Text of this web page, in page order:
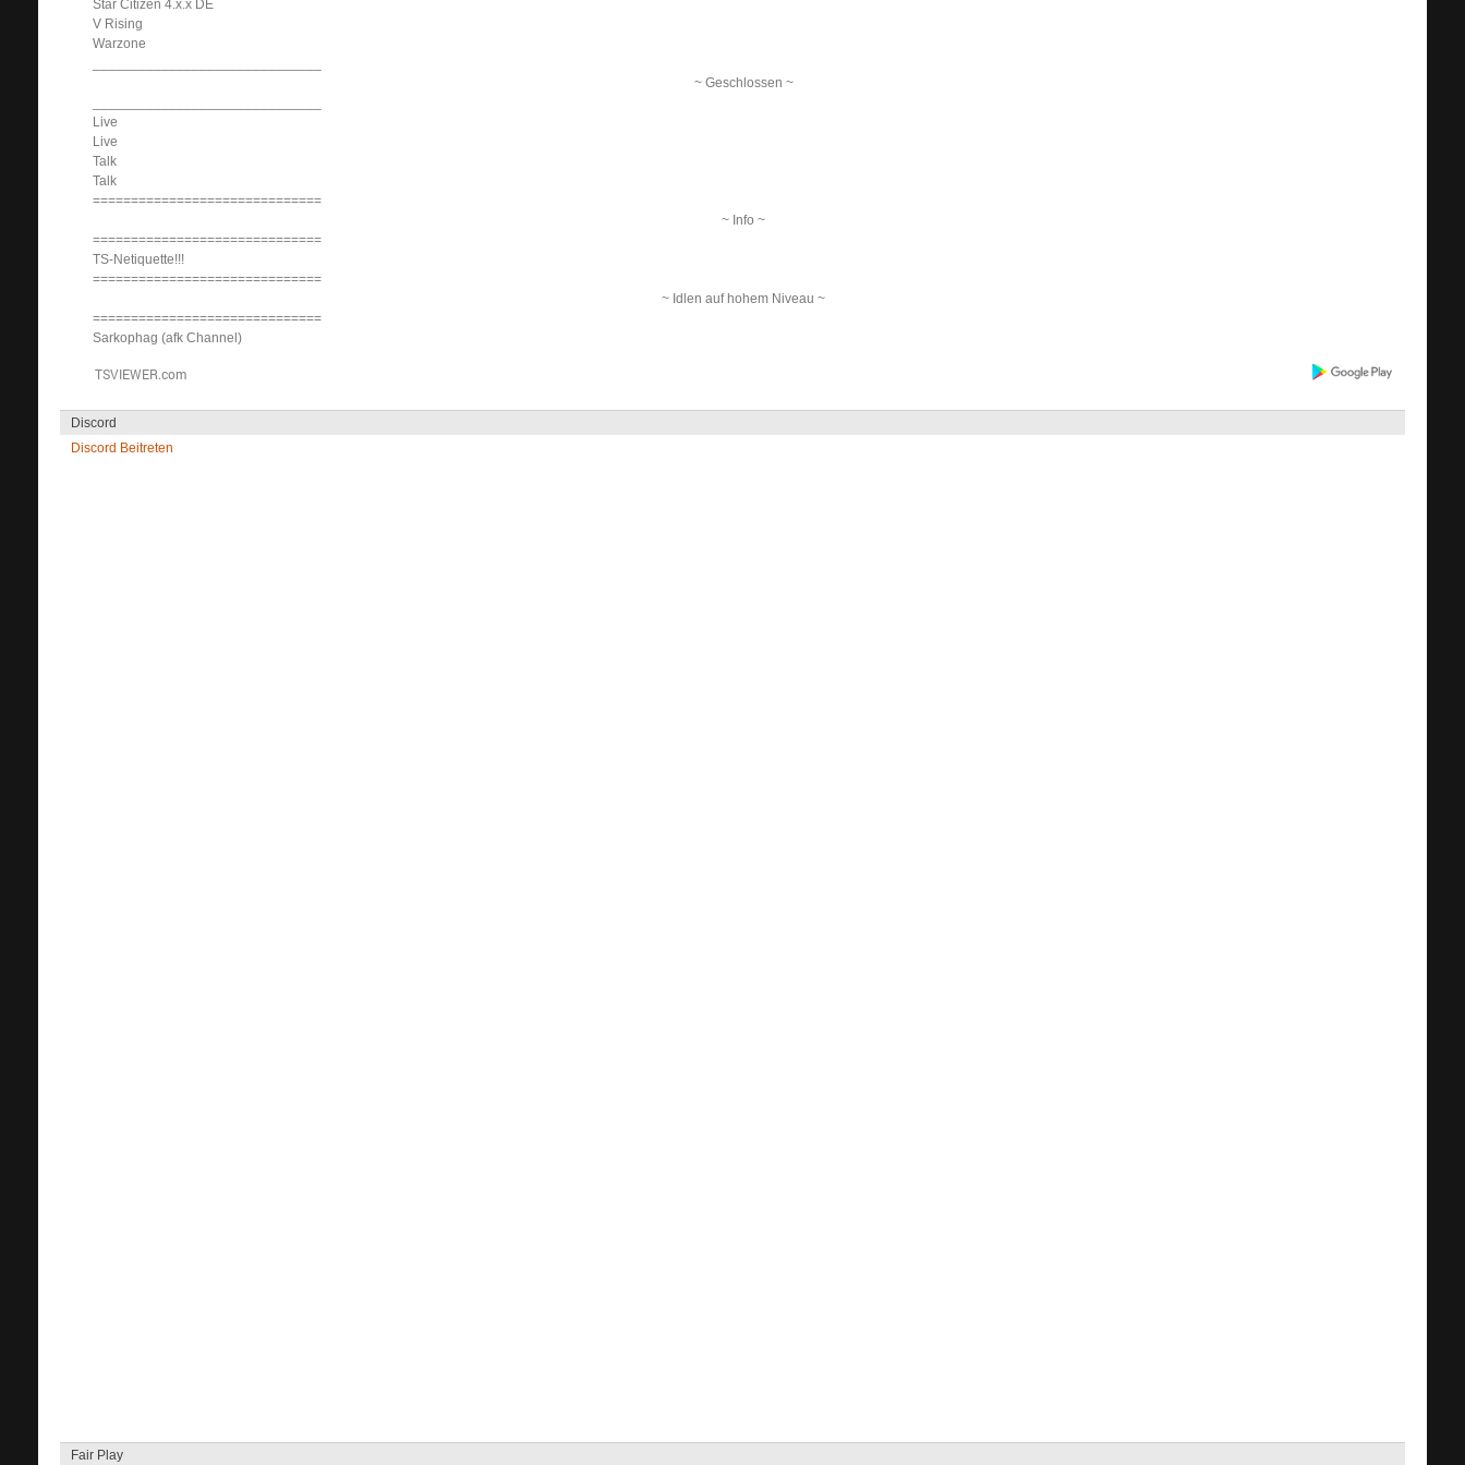
Star Citizen 4.x.x DE
V Rising
Warzone
~ Geschlossen ~
Live
Live
Talk
Talk
==============================
~ Info ~
==============================
TS-Netiquette!!!
==============================
~ Idlen auf hohem Niveau ~
==============================
Sarkophag (afk Channel)
Discord
Discord Beitreten
Fair Play